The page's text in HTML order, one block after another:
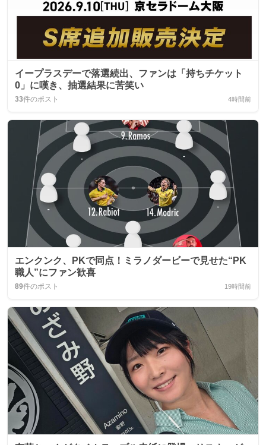
イープラスデーで落選続出、ファンは「持ちチケット
0」に嘆き、抽選結果に苦笑い
33件のポスト 4時間前
エンクンク、PKで同点！ミラノダービーで見せた“PK
職人”にファン歓喜
89件のポスト 19時間前